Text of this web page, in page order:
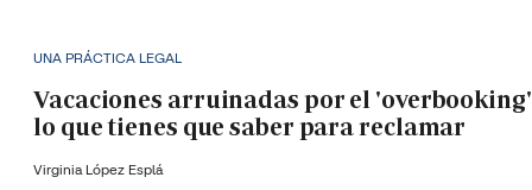
UNA PRÁCTICA LEGAL
Vacaciones arruinadas por el
lo que tienes que saber para reclamar
Virginia López Esplá